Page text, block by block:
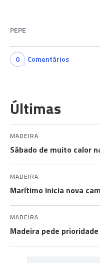
PEPE
0 Comentários
Últimas
MADEIRA
Sábado de muito calor
MADEIRA
Marítimo inicia nova
MADEIRA
Madeira pede